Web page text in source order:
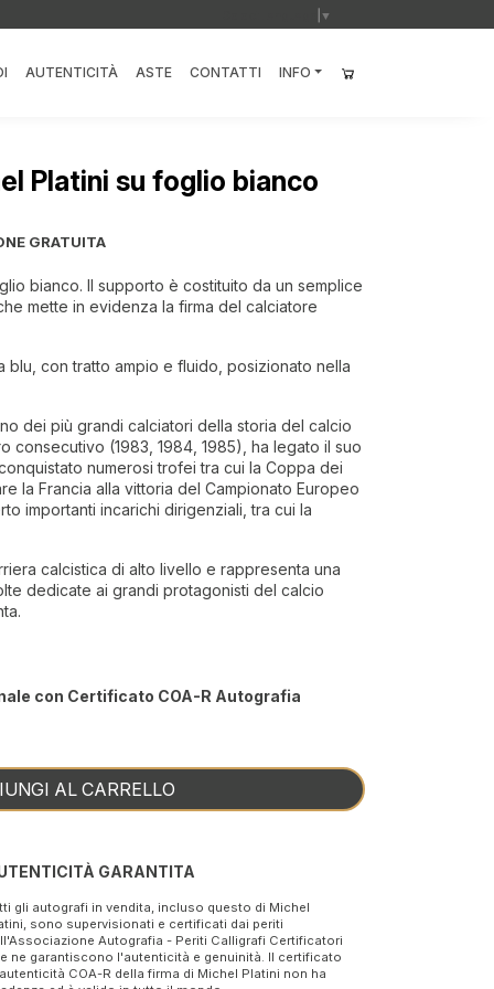
▼
AUTENTICITÀ ASTE CONTATTI INFO
Platini su foglio bianco
GRATUITA
bianco. Il supporto è costituito da un semplice
mette in evidenza la firma del calciatore
blu, con tratto ampio e fluido, posizionato nella
dei più grandi calciatori della storia del calcio
consecutivo (1983, 1984, 1985), ha legato il suo
numerosi trofei tra cui la Coppa dei
la Francia alla vittoria del Campionato Europeo
importanti incarichi dirigenziali, tra cui la
calcistica di alto livello e rappresenta una
dedicate ai grandi protagonisti del calcio
con Certificato COA-R Autografia
AL CARRELLO
GARANTITA
gli autografi in vendita, incluso questo di Michel
sono supervisionati e certificati dai periti
Autografia - Periti Calligrafi Certificatori
ne garantiscono l'autenticità e genuinità. Il certificato
COA-R della firma di Michel Platini non ha